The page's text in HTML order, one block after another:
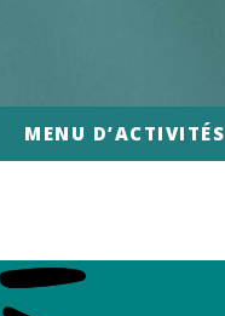
MENU D’ACTIVITÉS